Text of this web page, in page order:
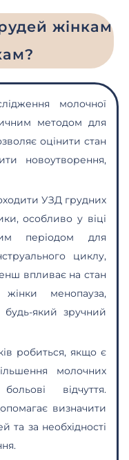
жінкам
молочної
методом для
оцінити стан
новоутворення,
УЗД грудних
особливо у віці
періодом для
циклу,
впливає на стан
менопауза,
який зручний
робиться, якщо є
молочних
відчуття.
визначити
та за необхідності